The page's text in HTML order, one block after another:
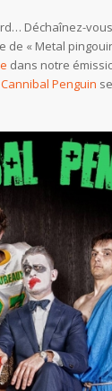
Déchaînez-
de « Metal
dans notre
Cannibal Penguin